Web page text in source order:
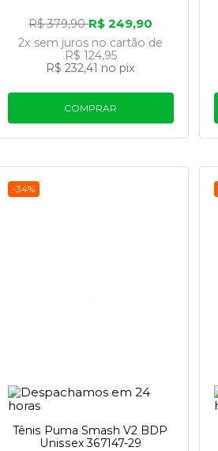
R$ 379,90R$ 249,90
2x sem juros no cartão de
R$ 124,95
R$ 232,41 no pix
COMPRAR
-34%
Tênis Puma Smash V2 BDP
Unissex 367147-29